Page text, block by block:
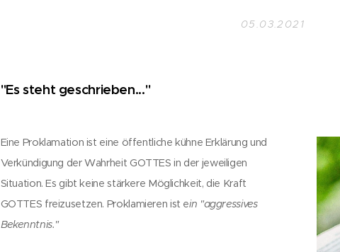
05.03.2021
"Es steht geschrieben..."
Eine Proklamation ist eine öffentliche kühne Erklärung und
Verkündigung der Wahrheit GOTTES in der jeweiligen
Situation. Es gibt keine stärkere Möglichkeit, die Kraft
GOTTES freizusetzen. Proklamieren ist ein "aggressives
Bekenntnis."